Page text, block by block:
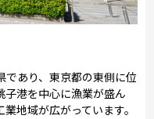
であり、東京都の東側に位
子港を中心に漁業が盛ん
地域が広がっています。